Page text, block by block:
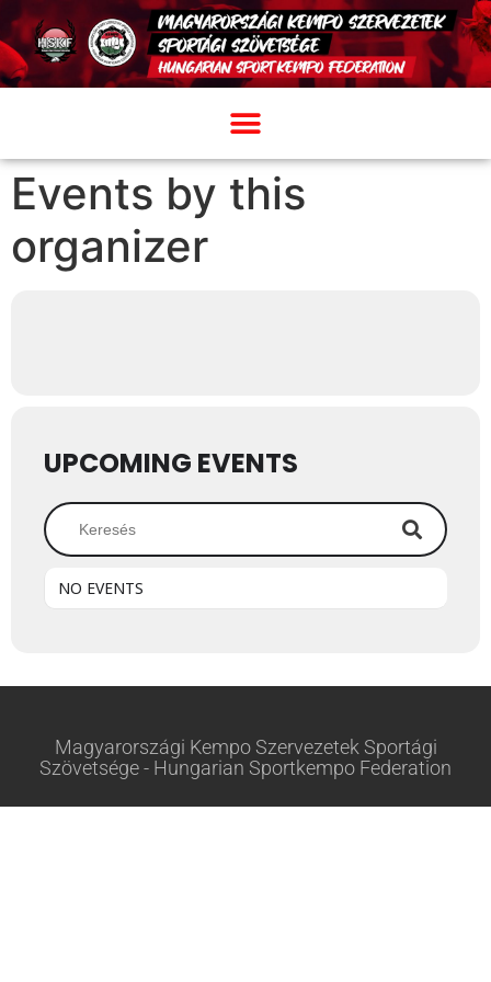
Events by this
organizer
UPCOMING EVENTS
NO EVENTS
Magyarországi Kempo Szervezetek Sportági
Szövetsége - Hungarian Sportkempo Federation